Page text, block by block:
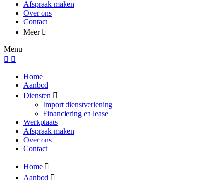
Afspraak maken
Over ons
Contact
Meer
Menu
Home
Aanbod
Diensten
Import dienstverlening
Financiering en lease
Werkplaats
Afspraak maken
Over ons
Contact
Home
Aanbod